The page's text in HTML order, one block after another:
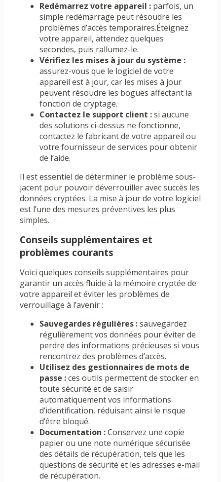
Redémarrez votre appareil : parfois, un
simple redémarrage peut résoudre les
problèmes d’accès temporaires.Éteignez
votre appareil, attendez quelques
secondes, puis rallumez-le.
Vérifiez les mises à jour du système :
assurez-vous que le logiciel de votre
appareil est à jour, car les mises à jour
peuvent résoudre les bogues affectant la
fonction de cryptage.
Contactez le support client :si aucune
des solutions ci-dessus ne fonctionne,
contactez le fabricant de votre appareil ou
votre fournisseur de services pour obtenir
de l’aide.
Il est essentiel de déterminer le problème sous-
jacent pour pouvoir déverrouiller avec succès les
données cryptées. La mise à jour de votre logiciel
est l’une des mesures préventives les plus
simples.
Conseils supplémentaires et
problèmes courants
Voici quelques conseils supplémentaires pour
garantir un accès fluide à la mémoire cryptée de
votre appareil et éviter les problèmes de
verrouillage à l’avenir :
Sauvegardes régulières :sauvegardez
régulièrement vos données pour éviter de
perdre des informations précieuses si vous
rencontrez des problèmes d’accès.
Utilisez des gestionnaires de mots de
passe :ces outils permettent de stocker en
toute sécurité et de saisir
automatiquement vos informations
d’identification, réduisant ainsi le risque
d’être bloqué.
Documentation :Conservez une copie
papier ou une note numérique sécurisée
des détails de récupération, tels que les
questions de sécurité et les adresses e-mail
de récupération.